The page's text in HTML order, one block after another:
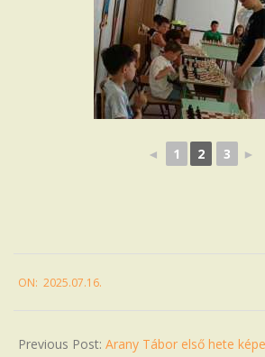
◄ 1 2 3 ►
07-
ON: 2025.07.16.
Previous Post: Arany Tábor első hete